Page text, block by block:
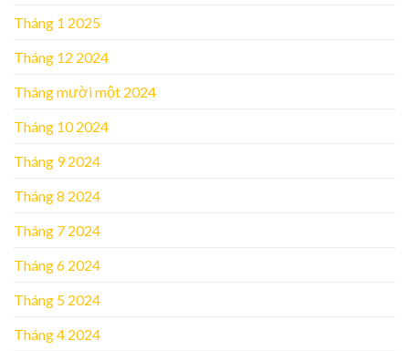
Tháng 1 2025
Tháng 12 2024
Tháng mười một 2024
Tháng 10 2024
Tháng 9 2024
Tháng 8 2024
Tháng 7 2024
Tháng 6 2024
Tháng 5 2024
Tháng 4 2024